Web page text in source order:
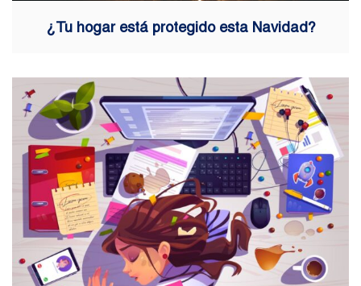
¿Tu hogar está protegido esta Navidad?